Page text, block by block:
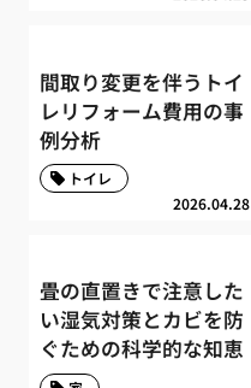
間取り変更を伴うトイ
レリフォーム費用の事
例分析
2026.04.28
トイレ
畳の直置きで注意した
い湿気対策とカビを防
ぐための科学的な知恵